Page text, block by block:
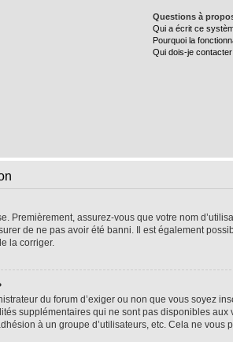
Questions à
Qui a écrit ce
Pourquoi la
Qui dois-je
Premièrement, assurez-vous que votre nom
de ne pas avoir été banni. Il est également
la corriger.
du forum d’exiger ou non que vous soyez
supplémentaires qui ne sont pas disponibles
à un groupe d’utilisateurs, etc. Cela ne